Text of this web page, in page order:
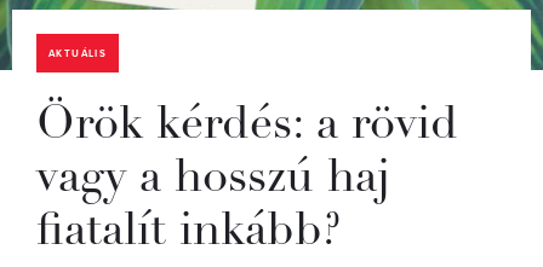
AKTUÁLIS
Örök kérdés: a rövid
vagy a hosszú haj
fiatalít inkább?